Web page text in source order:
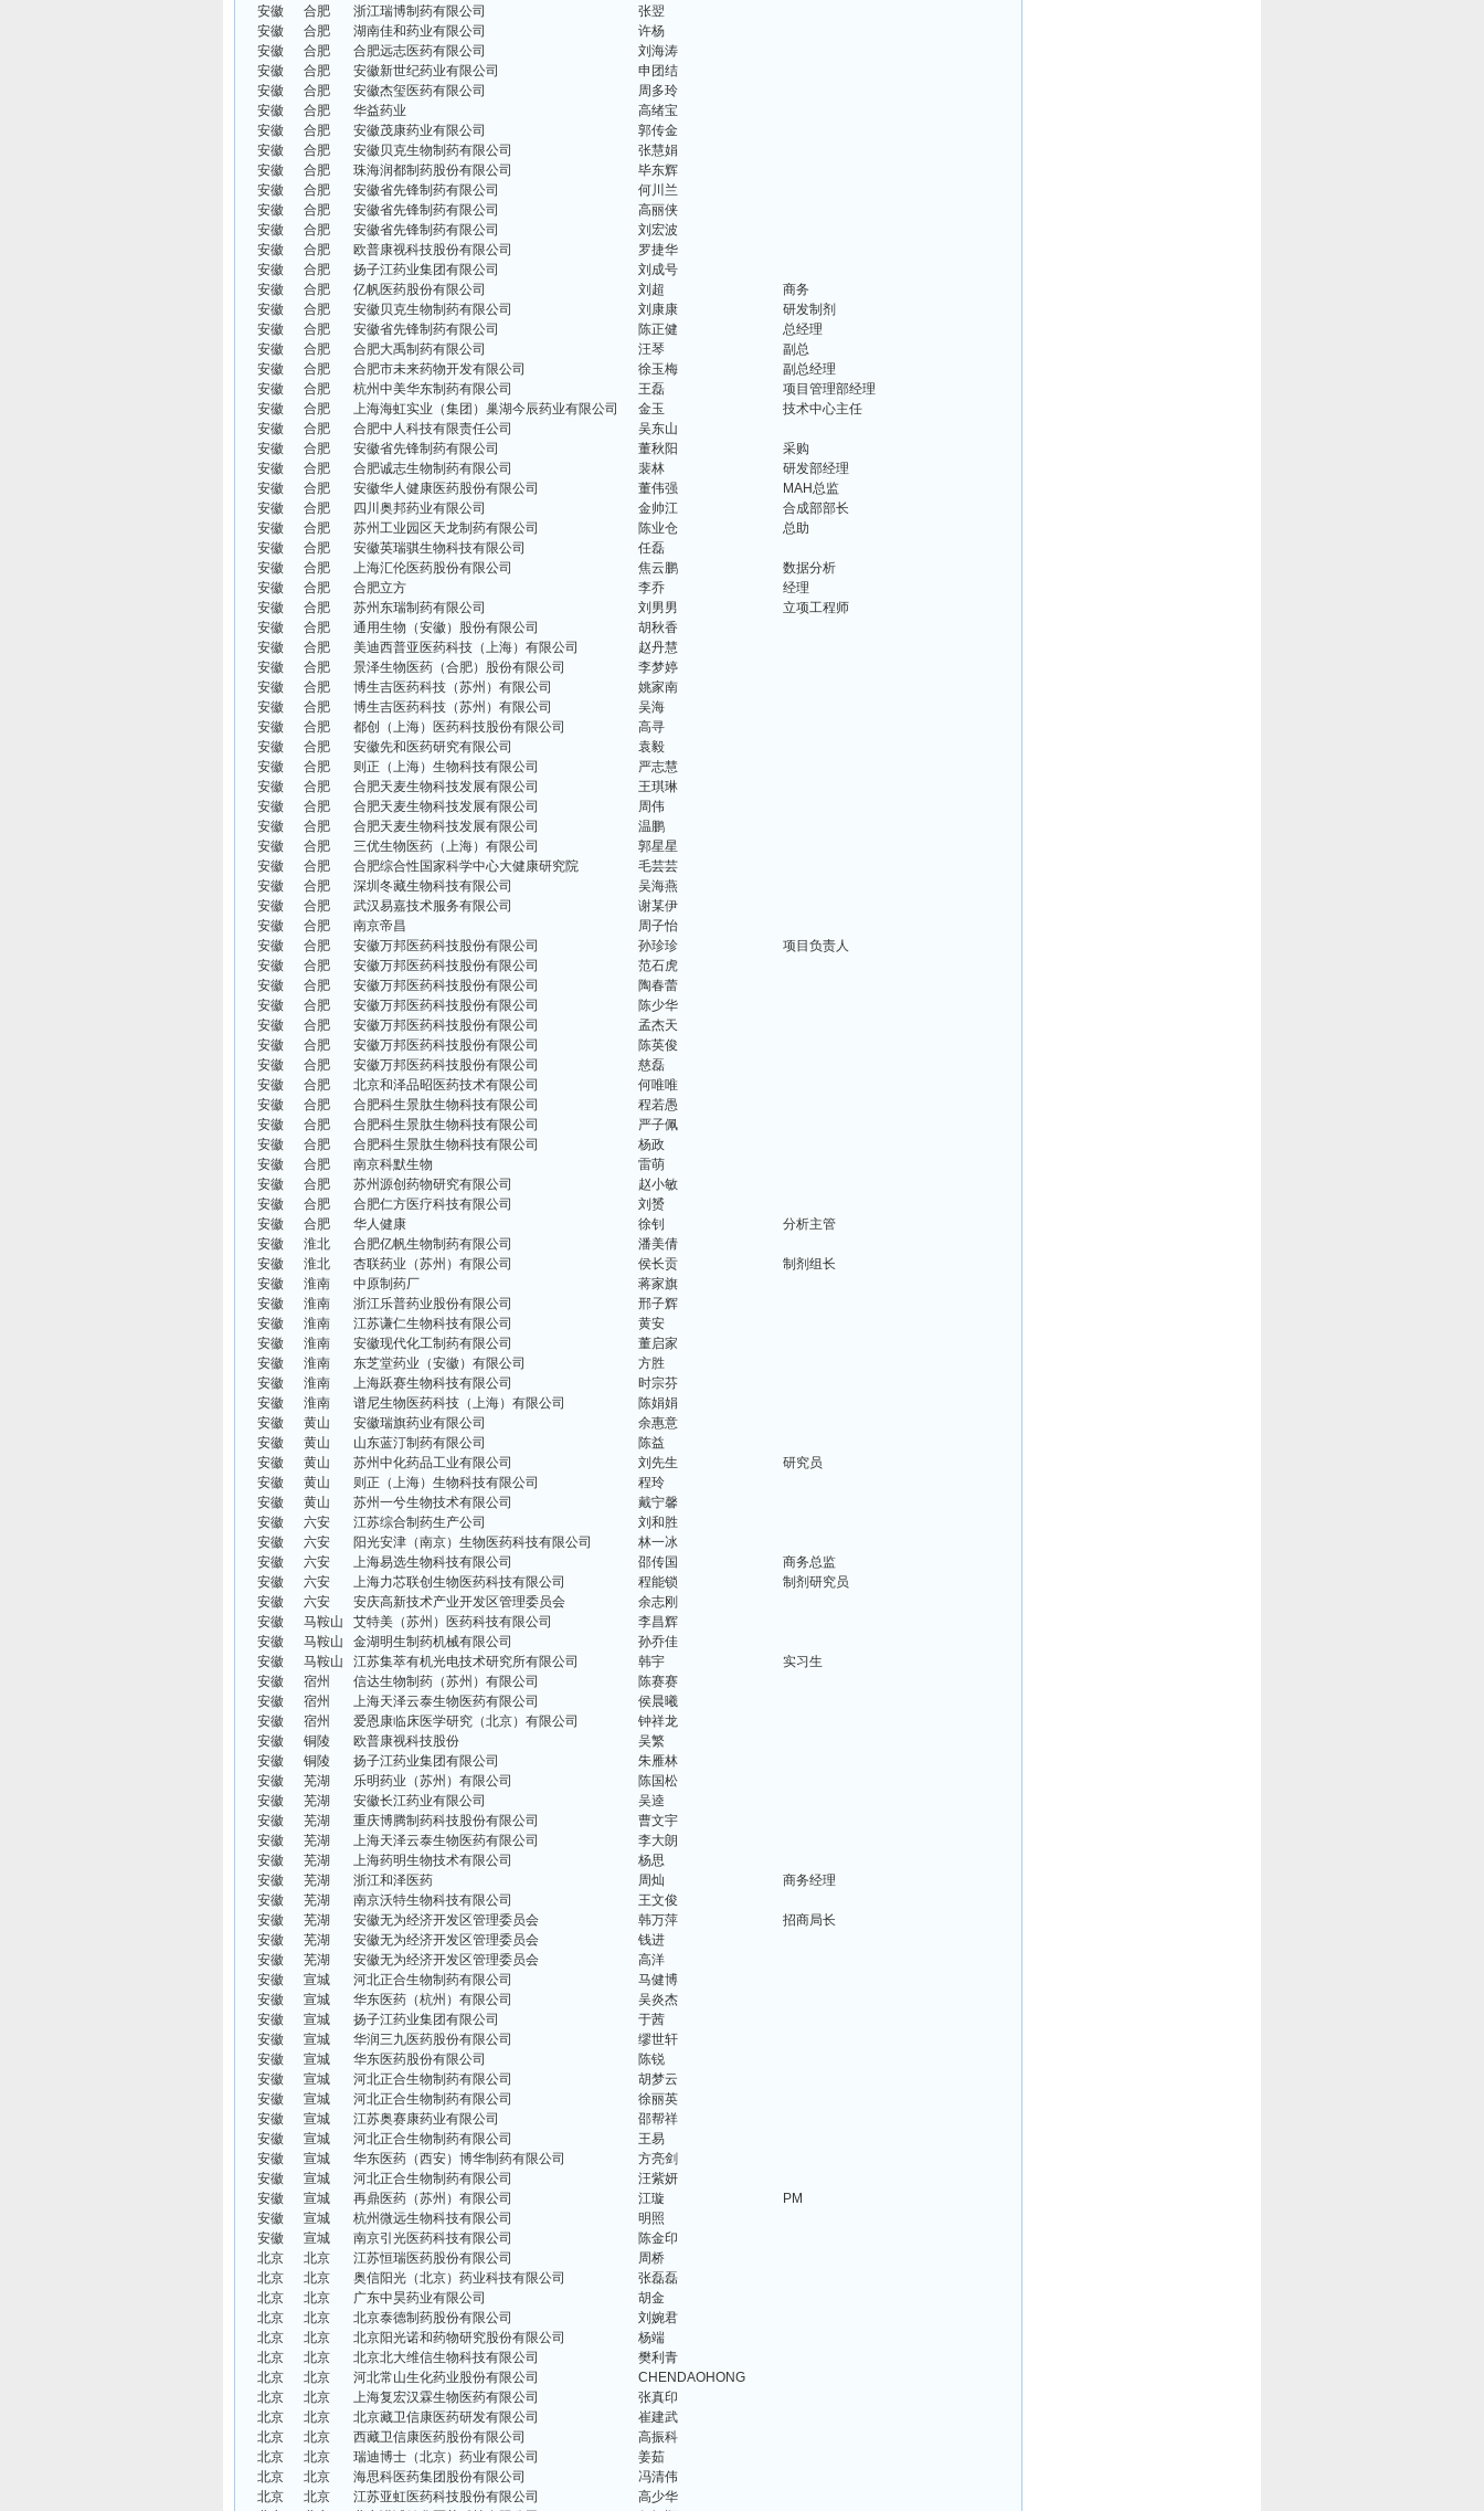
安徽
合肥 浙江瑞博制药有限公司
张翌
安徽
合肥 湖南佳和药业有限公司
许杨
安徽
合肥 合肥远志医药有限公司
刘海涛
安徽
合肥 安徽新世纪药业有限公司
申团结
安徽
合肥 安徽杰玺医药有限公司
周多玲
安徽
合肥 华益药业
高绪宝
安徽
合肥 安徽茂康药业有限公司
郭传金
安徽
合肥 安徽贝克生物制药有限公司
张慧娟
安徽
合肥 珠海润都制药股份有限公司
毕东辉
安徽
合肥 安徽省先锋制药有限公司
何川兰
安徽
合肥 安徽省先锋制药有限公司
高丽侠
安徽
合肥 安徽省先锋制药有限公司
刘宏波
安徽
合肥 欧普康视科技股份有限公司
罗捷华
安徽
合肥 扬子江药业集团有限公司
刘成号
安徽
合肥 亿帆医药股份有限公司 刘超
商务
安徽
合肥 安徽贝克生物制药有限公司 刘康康
研发制剂
安徽
合肥 安徽省先锋制药有限公司 陈正健
总经理
安徽
合肥 合肥大禹制药有限公司 汪琴
副总
安徽
合肥 合肥市未来药物开发有限公司 徐玉梅
副总经理
安徽
合肥 杭州中美华东制药有限公司 王磊
项目管理部经理
安徽
合肥 上海海虹实业（集团）巢湖今辰药业有限公司 金玉
技术中心主任
安徽
合肥 合肥中人科技有限责任公司
吴东山
安徽
合肥 安徽省先锋制药有限公司 董秋阳
采购
安徽
合肥 合肥诚志生物制药有限公司 裴林
研发部经理
安徽
合肥 安徽华人健康医药股份有限公司 董伟强
MAH总监
安徽
合肥 四川奥邦药业有限公司 金帅江
合成部部长
安徽
合肥 苏州工业园区天龙制药有限公司 陈业仓
总助
安徽
合肥 安徽英瑞骐生物科技有限公司
任磊
安徽
合肥 上海汇伦医药股份有限公司 焦云鹏
数据分析
安徽
合肥 合肥立方 李乔
经理
安徽
合肥 苏州东瑞制药有限公司 刘男男
立项工程师
安徽
合肥 通用生物（安徽）股份有限公司
胡秋香
安徽
合肥 美迪西普亚医药科技（上海）有限公司
赵丹慧
安徽
合肥 景泽生物医药（合肥）股份有限公司
李梦婷
安徽
合肥 博生吉医药科技（苏州）有限公司
姚家南
安徽
合肥 博生吉医药科技（苏州）有限公司
吴海
安徽
合肥 都创（上海）医药科技股份有限公司
高寻
安徽
合肥 安徽先和医药研究有限公司
袁毅
安徽
合肥 则正（上海）生物科技有限公司
严志慧
安徽
合肥 合肥天麦生物科技发展有限公司
王琪琳
安徽
合肥 合肥天麦生物科技发展有限公司
周伟
安徽
合肥 合肥天麦生物科技发展有限公司
温鹏
安徽
合肥 三优生物医药（上海）有限公司
郭星星
安徽
合肥 合肥综合性国家科学中心大健康研究院
毛芸芸
安徽
合肥 深圳冬藏生物科技有限公司
吴海燕
安徽
合肥 武汉易嘉技术服务有限公司
谢某伊
安徽
合肥 南京帝昌
周子怡
安徽
合肥 安徽万邦医药科技股份有限公司 孙珍珍
项目负责人
安徽
合肥 安徽万邦医药科技股份有限公司
范石虎
安徽
合肥 安徽万邦医药科技股份有限公司
陶春蕾
安徽
合肥 安徽万邦医药科技股份有限公司
陈少华
安徽
合肥 安徽万邦医药科技股份有限公司
孟杰天
安徽
合肥 安徽万邦医药科技股份有限公司
陈英俊
安徽
合肥 安徽万邦医药科技股份有限公司
慈磊
安徽
合肥 北京和泽品昭医药技术有限公司
何唯唯
安徽
合肥 合肥科生景肽生物科技有限公司
程若愚
安徽
合肥 合肥科生景肽生物科技有限公司
严子佩
安徽
合肥 合肥科生景肽生物科技有限公司
杨政
安徽
合肥 南京科默生物
雷萌
安徽
合肥 苏州源创药物研究有限公司
赵小敏
安徽
合肥 合肥仁方医疗科技有限公司
刘赟
安徽
合肥 华人健康 徐钊
分析主管
安徽
淮北 合肥亿帆生物制药有限公司
潘美倩
安徽
淮北 杏联药业（苏州）有限公司 侯长贡
制剂组长
安徽
淮南 中原制药厂
蒋家旗
安徽
淮南 浙江乐普药业股份有限公司
邢子辉
安徽
淮南 江苏谦仁生物科技有限公司
黄安
安徽
淮南 安徽现代化工制药有限公司
董启家
安徽
淮南 东芝堂药业（安徽）有限公司
方胜
安徽
淮南 上海跃赛生物科技有限公司
时宗芬
安徽
淮南 谱尼生物医药科技（上海）有限公司
陈娟娟
安徽
黄山 安徽瑞旗药业有限公司
余惠意
安徽
黄山 山东蓝汀制药有限公司
陈益
安徽
黄山 苏州中化药品工业有限公司 刘先生
研究员
安徽
黄山 则正（上海）生物科技有限公司
程玲
安徽
黄山 苏州一兮生物技术有限公司
戴宁馨
安徽
六安 江苏综合制药生产公司
刘和胜
安徽
六安 阳光安津（南京）生物医药科技有限公司
林一冰
安徽
六安 上海易选生物科技有限公司 邵传国
商务总监
安徽
六安 上海力芯联创生物医药科技有限公司 程能锁
制剂研究员
安徽
六安 安庆高新技术产业开发区管理委员会
余志刚
安徽
马鞍山 艾特美（苏州）医药科技有限公司
李昌辉
安徽
马鞍山 金湖明生制药机械有限公司
孙乔佳
安徽
马鞍山 江苏集萃有机光电技术研究所有限公司 韩宇
实习生
安徽
宿州 信达生物制药（苏州）有限公司
陈赛赛
安徽
宿州 上海天泽云泰生物医药有限公司
侯晨曦
安徽
宿州 爱恩康临床医学研究（北京）有限公司
钟祥龙
安徽
铜陵 欧普康视科技股份
吴繁
安徽
铜陵 扬子江药业集团有限公司
朱雁林
安徽
芜湖 乐明药业（苏州）有限公司
陈国松
安徽
芜湖 安徽长江药业有限公司
吴逵
安徽
芜湖 重庆博腾制药科技股份有限公司
曹文宇
安徽
芜湖 上海天泽云泰生物医药有限公司
李大朗
安徽
芜湖 上海药明生物技术有限公司
杨思
安徽
芜湖 浙江和泽医药 周灿
商务经理
安徽
芜湖 南京沃特生物科技有限公司
王文俊
安徽
芜湖 安徽无为经济开发区管理委员会 韩万萍
招商局长
安徽
芜湖 安徽无为经济开发区管理委员会
钱进
安徽
芜湖 安徽无为经济开发区管理委员会
高洋
安徽
宣城 河北正合生物制药有限公司
马健博
安徽
宣城 华东医药（杭州）有限公司
吴炎杰
安徽
宣城 扬子江药业集团有限公司
于茜
安徽
宣城 华润三九医药股份有限公司
缪世轩
安徽
宣城 华东医药股份有限公司
陈锐
安徽
宣城 河北正合生物制药有限公司
胡梦云
安徽
宣城 河北正合生物制药有限公司
徐丽英
安徽
宣城 江苏奥赛康药业有限公司
邵帮祥
安徽
宣城 河北正合生物制药有限公司
王易
安徽
宣城 华东医药（西安）博华制药有限公司
方亮剑
安徽
宣城 河北正合生物制药有限公司
汪紫妍
安徽
宣城 再鼎医药（苏州）有限公司 江璇
PM
安徽
宣城 杭州微远生物科技有限公司
明照
安徽
宣城 南京引光医药科技有限公司
陈金印
北京
北京 江苏恒瑞医药股份有限公司
周桥
北京
北京 奥信阳光（北京）药业科技有限公司
张磊磊
北京
北京 广东中昊药业有限公司
胡金
北京
北京 北京泰德制药股份有限公司
刘婉君
北京
北京 北京阳光诺和药物研究股份有限公司
杨端
北京
北京 北京北大维信生物科技有限公司
樊利青
北京
北京 河北常山生化药业股份有限公司
CHENDAOHONG
北京
北京 上海复宏汉霖生物医药有限公司
张真印
北京
北京 北京藏卫信康医药研发有限公司
崔建武
北京
北京 西藏卫信康医药股份有限公司
高振科
北京
北京 瑞迪博士（北京）药业有限公司
姜茹
北京
北京 海思科医药集团股份有限公司
冯清伟
北京
北京 江苏亚虹医药科技股份有限公司
高少华